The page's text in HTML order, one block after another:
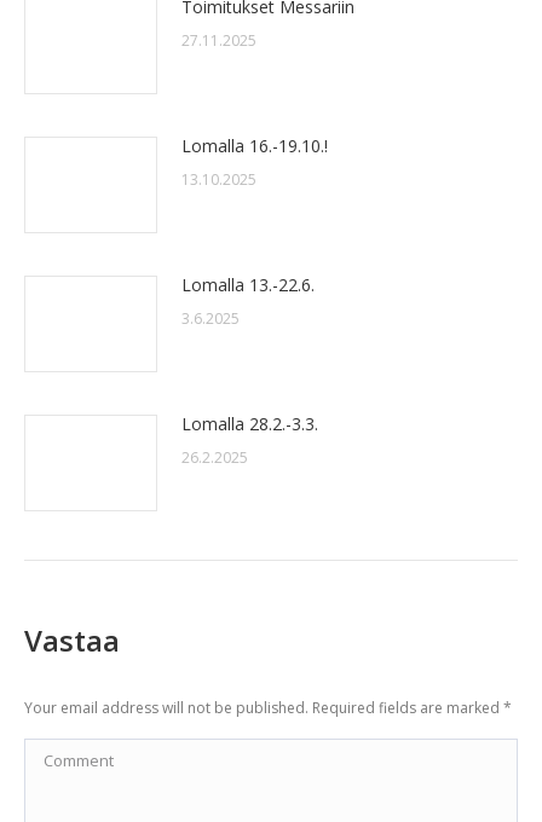
Toimitukset Messariin
27.11.2025
Lomalla 16.-19.10.!
13.10.2025
Lomalla 13.-22.6.
3.6.2025
Lomalla 28.2.-3.3.
26.2.2025
Vastaa
Your email address will not be published. Required fields are marked *
Comment